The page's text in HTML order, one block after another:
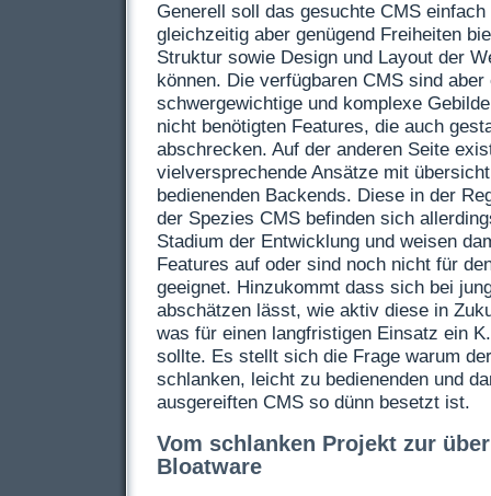
Generell soll das gesuchte CMS einfach
gleichzeitig aber genügend Freiheiten
Struktur sowie Design und Layout der
können. Die verfügbaren CMS sind aber
schwergewichtige und komplexe
nicht benötigten Features, die auch
abschrecken. Auf der anderen Seite
vielversprechende Ansätze mit
bedienenden Backends. Diese in der
der Spezies CMS befinden sich
Stadium der Entwicklung und weisen
Features auf oder sind noch nicht für
geeignet. Hinzukommt dass sich bei
abschätzen lässt, wie aktiv diese in
was für einen langfristigen Einsatz ein
sollte. Es stellt sich die Frage warum
schlanken, leicht zu bedienenden und
ausgereiften CMS so dünn besetzt ist.
Vom schlanken Projekt zur
Bloatware